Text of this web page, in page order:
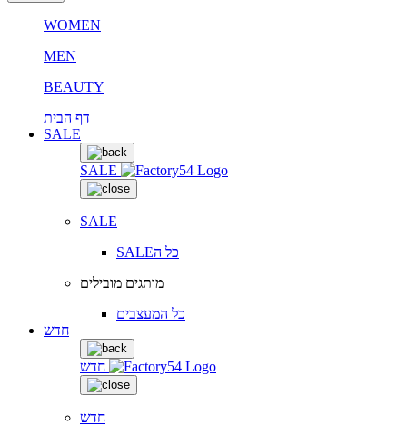
WOMEN
MEN
BEAUTY
דף הבית
SALE
SALE
SALE
SALEכל ה
מותגים מובילים
כל המעצבים
חדש
חדש
חדש